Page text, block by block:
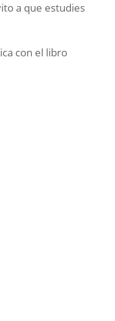
a que estudies
con el libro